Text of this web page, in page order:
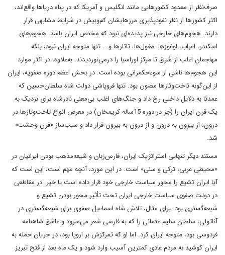
صرف‌نظر از معدود کشورهایی مانند انگلیس و آمریکا که در پناه دریاها واقع‌اند،
اکثر کشورها از نظر نفوذپذیری مرزهایشان کم‌وبیش در شرایط مشابهی قرار
دارند. هجوم‌های خارجی نیز پدیده‌ای نبود که مختص ایران باشد. هجوم‌های
اسکندر، اعراب، اوغوزها، مغول‌ها، تاتارها و... تنها متوجه ایران نبود، بلکه
مهاجمان اغلب از شرق تا مرکز اوراسیا را درمی‌نوردیدند. به‌علاوه، در اکثر موارد
این هجوم‌ها ناشی از سوء‌حکمرانی بوده‌ است. در بخش اعظم دوره صفویه، ایران
از این‌گونه تاخت‌و‌تازها مصون بود. تنها فروپاشی دولت شاه سلطان‌حسین که
عمدتا به دلایل داخلی رخ داد و جنگ‌های اغلب بی‌معنی نادرشاه برای نزدیک به
یک قرن ایران را (جز در دوره 15‌ساله کریمخان) در معرض انواع تاخت‌و‌تازها در
درون، از بیرون به درون و از درون به بیرون قرار داد و سبب‌ساز «قرن وحشت»
شد.
مستند دیگر تنهایی استراتژیک ایران، فارس‌زبان و شیعه‌مذهب بودن ایرانیان در
«محیطی عربی، ترکی و سنی» است. در این مورد، آنچه مهم است، این است که
آیا ایران تشیع را محور سیاست خارجی خود قرار داده‌ است یا خیر. در مقاطعی
در دولت صفوی سیاست خارجی ایران تحت تأثیر محور‌ بودن تشیع و
شیعه‌گستری بود. برای مثال، تلاش شاه اسماعیل صفوی برای شیعه‌گستری در
آناتولی، سلطان سلیم عثمانی را که به فارسی شعر می‌سرود و عاشق شاهنامه
فردوسی بود، متوجه ایران کرد. اما او که تمرکزش بر اروپا بود، در جریان حمله به
ایران کوشید به مردم عادی کمترین آسیب وارد شود و یک ماه بعد از فتح تبریز